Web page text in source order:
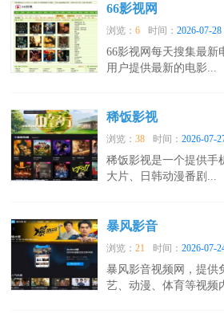
66影视网
浏览：6 时间：2026-07-28
66影视网每天搜集最新
用户提供最新的电影...
稀饭影视
浏览：38 时间：2026-07-
稀饭影视是一个提供手
大片、日韩动漫番剧...
暴风影音
浏览：21 时间：2026-07-
暴风影音视频网，提供
艺、动漫、体育等视频